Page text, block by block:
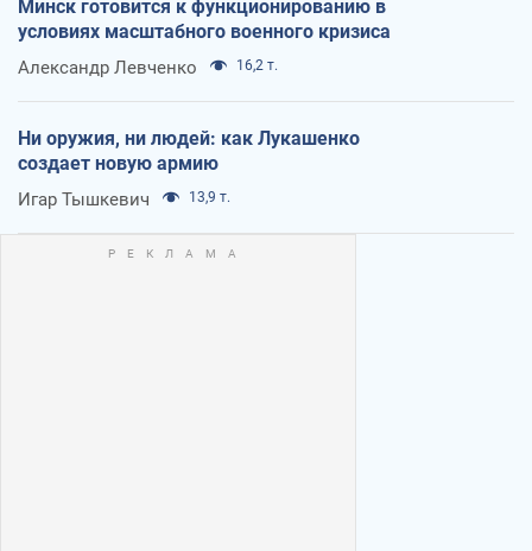
Минск готовится к функционированию в
условиях масштабного военного кризиса
Александр Левченко 16,2 т.
Ни оружия, ни людей: как Лукашенко
создает новую армию
Игар Тышкевич 13,9 т.